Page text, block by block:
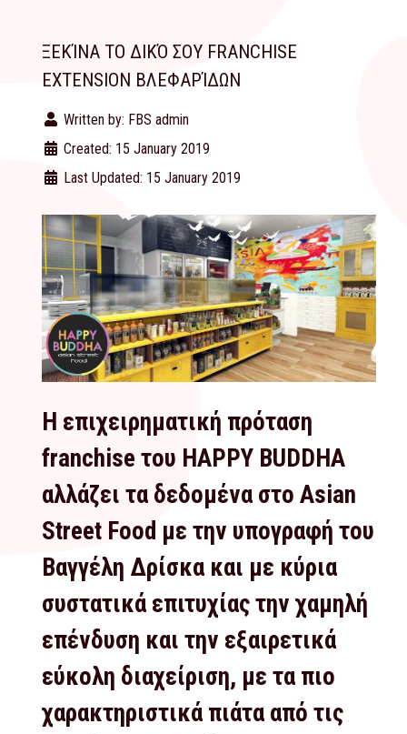
ΞΕΚΊΝΑ ΤΟ ΔΙΚΌ ΣΟΥ FRANCHISE
EXTENSION ΒΛΕΦΑΡΊΔΩΝ
Written by: FBS admin
Created: 15 January 2019
Last Updated: 15 January 2019
Η επιχειρηματική πρόταση
franchise του HAPPY BUDDHA
αλλάζει τα δεδομένα στο Asian
Street Food με την υπογραφή του
Βαγγέλη Δρίσκα και με κύρια
συστατικά επιτυχίας την χαμηλή
επένδυση και την εξαιρετικά
εύκολη διαχείριση, με τα πιο
χαρακτηριστικά πιάτα από τις